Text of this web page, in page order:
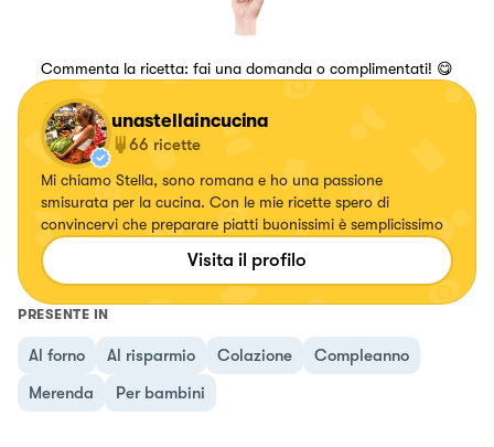
Commenta la ricetta: fai una domanda o complimentati! 😋
unastellaincucina
66 ricette
Mi chiamo Stella, sono romana e ho una passione
smisurata per la cucina. Con le mie ricette spero di
convincervi che preparare piatti buonissimi è semplicissimo
Visita il profilo
PRESENTE IN
Al forno Al risparmio Colazione
Compleanno
Merenda
Per bambini